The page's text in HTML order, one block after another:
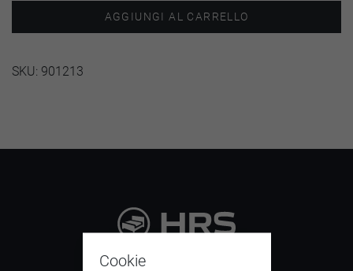
AGGIUNGI AL CARRELLO
SKU: 901213
Cookie